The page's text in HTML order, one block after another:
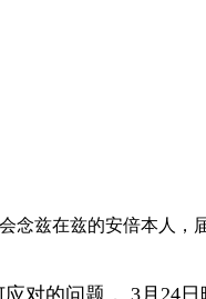
念兹在兹的安倍本人，
对的问题， 3月24